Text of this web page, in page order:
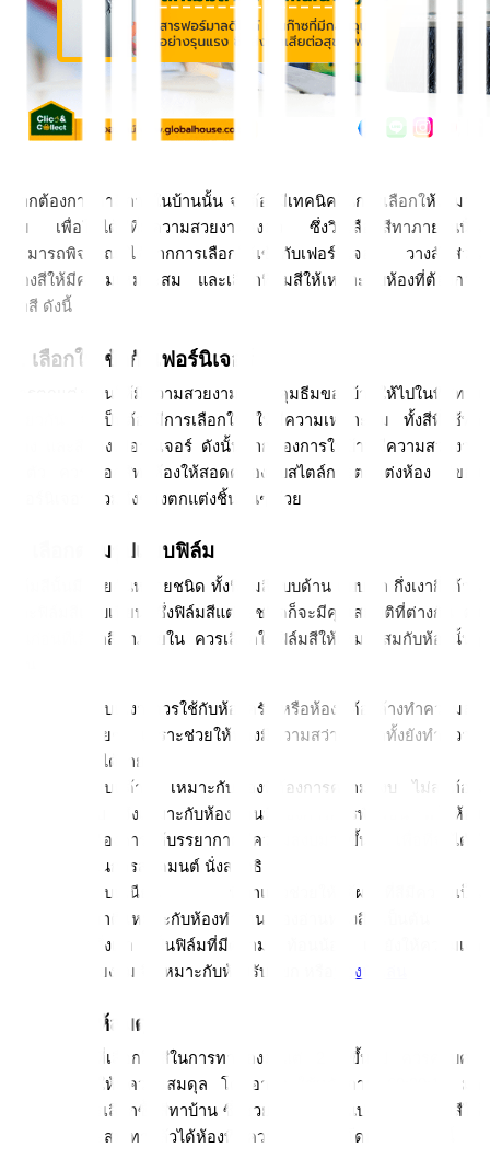
หากต้องการทาสีภายในบ้านนั้น จะต้องมีเทคนิคในการเลือกให้เหมาะ
สม เพื่อให้ได้สีที่มีความสวยงามลงตัว ซึ่งวิธีเลือกสีทาภายในนั้น
สามารถพิจารณาได้จากการเลือกให้เข้ากับเฟอร์นิเจอร์ วางสัดส่วน
ของสีให้มีความเหมาะสม และเลือกฟิล์มสีให้เหมาะกับห้องที่ต้องการ
ทาสี ดังนี้
1. เลือกให้เข้ากับเฟอร์นิเจอร์
การตกแต่งบ้านให้มีความสวยงาม คุมธีมของบ้านให้ไปในทิศทาง
เดียวกัน จำเป็นต้องมีการเลือกใช้สีให้มีความเหมาะสม ทั้งสีที่ใช้ทา
ห้อง และสีของเฟอร์นิเจอร์ ดังนั้นหากต้องการให้บ้านมีความสวยงาม
ลงตัว ควรเลือกสีทาห้องให้สอดคล้องกับสไตล์การตกแต่งห้อง สีของ
เฟอร์นิเจอร์ รวมถึงของตกแต่งชิ้นอื่นๆ ด้วย
2. เลือกตามรูปแบบฟิล์ม
ฟิล์มสีนั้นมีด้วยกันหลายชนิด ทั้งฟิล์มสีแบบด้าน แบบเงา กึ่งเงากึ่งด้าน
และฟิล์มสีแบบเนียน ซึ่งฟิล์มสีแต่ละชนิดก็จะมีคุณสมบัติที่ต่างกัน ดัง
นั้นก่อนที่เลือกสีทาภายใน ควรเลือกใช้ฟิล์มสีให้เหมาะสมกับห้องนั้นๆ
ฟิล์มสีแบบเงา ควรใช้กับห้องครัว หรือห้องที่ต้องล้างทำความสะ
อาดบ่อยๆ เพราะช่วยให้ห้องมีความสว่าง อีกทั้งยังทำความ
สะอาดได้ง่าย
ฟิล์มสีแบบด้าน เหมาะกับห้องที่ต้องการความสงบ ไม่สะท้อน
แสงง่าย จึงเหมาะกับห้องนอนที่ต้องการการพักผ่อน หรือห้อง
พระที่ต้องการให้บรรยากาศมีความสงบมากขึ้น เพื่อที่จะได้มี
สมาธิในการสวดมนต์ นั่งสมาธิ
ฟิล์มสีแบบเนียน ที่ทาแล้วช่วยให้ได้ผนังที่สีมีความเป็น
ธรรมชาติ เหมาะกับห้องทำงาน ห้องอ่านหนังสือ เป็นต้น
ฟิล์มสีกึ่งเงา เป็นฟิล์มที่มีความสะท้อนน้อย แต่ยังให้ความเงา
งามสวยงาม จึงเหมาะกับห้องรับแขก หรือ
ห้องนั่งเล่น
3. เลือกสีให้สมดุล
ครอบครัวใดที่เลือกใช้สีในการทาห้องตั้งแต่ 2 สีขึ้นไป ควรควบคุม
สัดส่วนของสีให้มีความสมดุล โดยอาจจะใช้หลักการ 60:30:10 มา
ปรับใช้กับการเลือกซื้อสีทาบ้าน ซึ่งช่วยให้สามารถแบ่งสัดส่วนของสีให้
มีความเหมาะสม ทาแล้วได้ห้องที่มีความสวยงาม โดยแบ่งได้ ดังนี้